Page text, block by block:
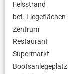
Felsstrand
bet. Liegeflächen
Zentrum
Restaurant
Supermarkt
Bootsanlegeplatz